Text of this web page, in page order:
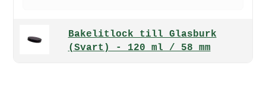
Bakelitlock till Glasburk
(Svart) - 120 ml / 58 mm